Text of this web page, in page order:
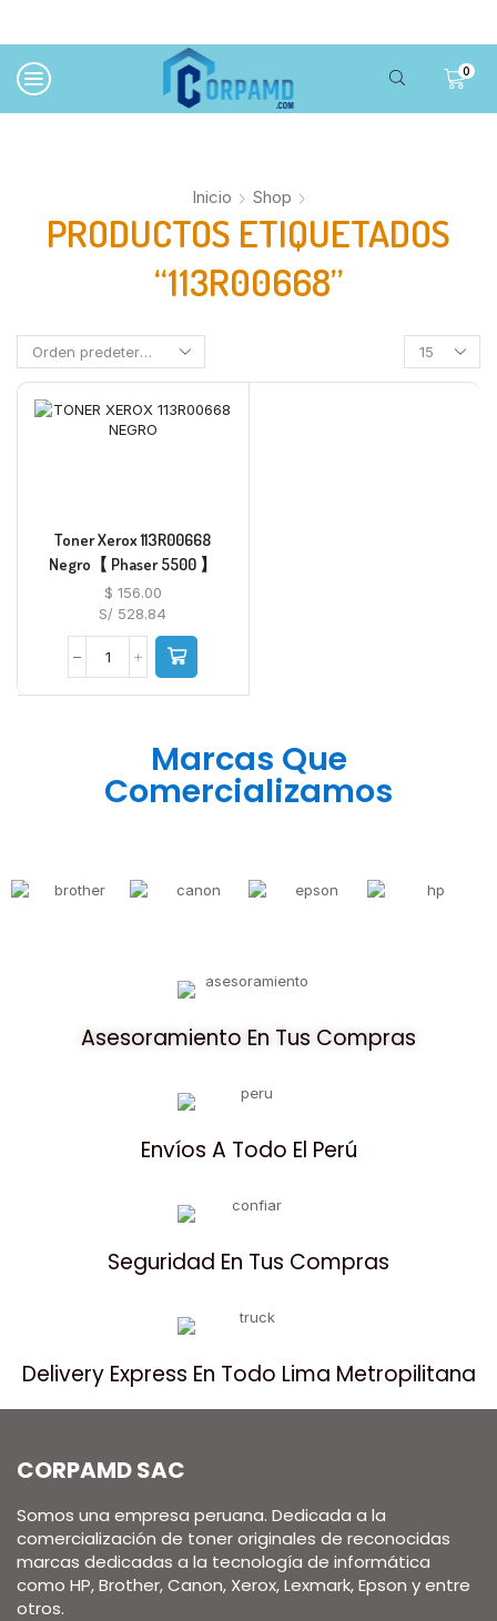
0
Inicio Shop
PRODUCTOS ETIQUETADOS
“113R00668”
Toner Xerox 113R00668
Negro【 Phaser 5500 】
$ 156.00
S/ 528.84
Marcas Que
Comercializamos
Asesoramiento En Tus Compras
Envíos A Todo El Perú
Seguridad En Tus Compras
Delivery Express En Todo Lima Metropilitana
CORPAMD SAC
Somos una empresa peruana. Dedicada a la
comercialización de toner originales de reconocidas
marcas dedicadas a la tecnología de informática
como HP, Brother, Canon, Xerox, Lexmark, Epson y entre
otros.